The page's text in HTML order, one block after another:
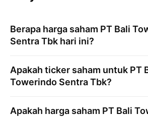
Berapa harga saham PT Bali
Sentra Tbk hari ini?
Apakah ticker saham untuk PT
Towerindo Sentra Tbk?
Apakah harga saham PT Bali